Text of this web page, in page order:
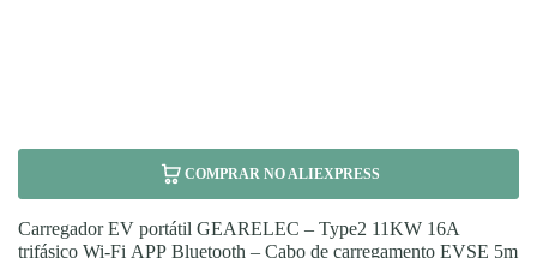
COMPRAR NO ALIEXPRESS
Carregador EV portátil GEARELEC – Type2 11KW 16A
trifásico Wi-Fi APP Bluetooth – Cabo de carregamento EVSE 5m